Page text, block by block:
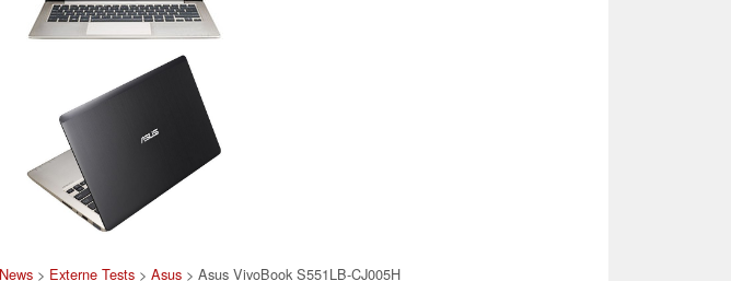
> Externe Tests >Asus > Asus VivoBook S551LB-CJ005H